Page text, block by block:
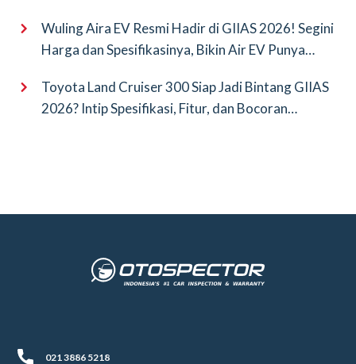
Wuling Aira EV Resmi Hadir di GIIAS 2026! Segini
Harga dan Spesifikasinya, Bikin Air EV Punya
Toyota Land Cruiser 300 Siap Jadi Bintang GIIAS
2026? Intip Spesifikasi, Fitur, dan Bocoran
021 3886 5218